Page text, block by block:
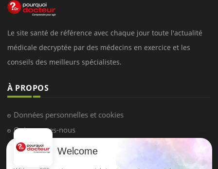
Le site santé de référence avec chaque jour toute l'actualité
médicale decryptée par des médecins en exercice et les
conseils des meilleurs spécialistes.
À PROPOS
Données personnelles et cookies
Qui sommes-nous
Conditions d'utilisation
Welcome